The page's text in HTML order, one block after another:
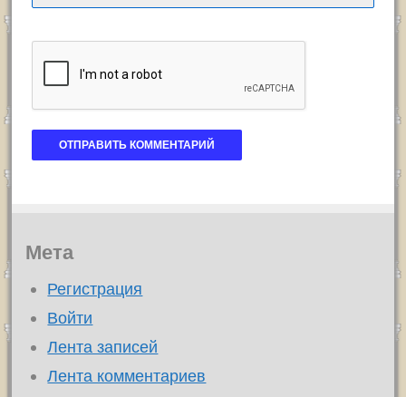
Мета
Регистрация
Войти
Лента записей
Лента комментариев